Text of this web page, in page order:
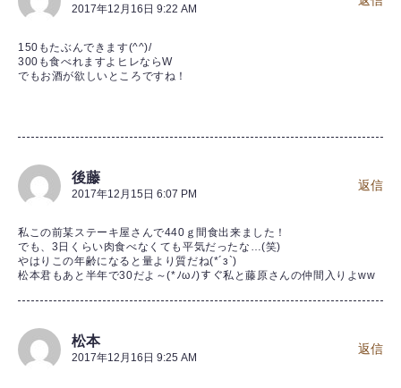
2017年12月16日 9:22 AM
150もたぶんできます(^^)/
300も食べれますよヒレならW
でもお酒が欲しいところですね！
後藤
2017年12月15日 6:07 PM
私この前某ステーキ屋さんで440ｇ間食出来ました！
でも、3日くらい肉食べなくても平気だったな…(笑)
やはりこの年齢になると量より質だね(*´з`)
松本君もあと半年で30だよ～(*ﾉωﾉ)すぐ私と藤原さんの仲間入りよww
返信
松本
2017年12月16日 9:25 AM
返信